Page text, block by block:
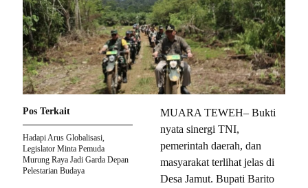
MUARA TEWEH– Bukti
nyata sinergi TNI,
pemerintah daerah, dan
masyarakat terlihat jelas di
Desa Jamut. Bupati Barito
Pos Terkait
Hadapi Arus Globalisasi,
Legislator Minta Pemuda
Murung Raya Jadi Garda Depan
Pelestarian Budaya